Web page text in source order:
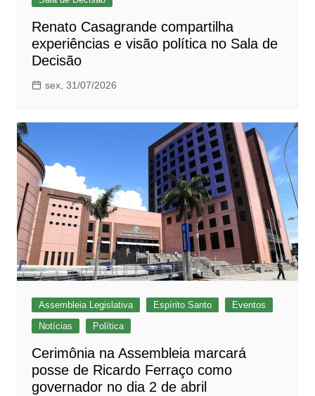
Renato Casagrande compartilha
experiências e visão política no Sala de
Decisão
sex, 31/07/2026
Assembleia Legislativa Espírito Santo
Eventos
Notícias
Política
Cerimônia na Assembleia marcará
posse de Ricardo Ferraço como
governador no dia 2 de abril